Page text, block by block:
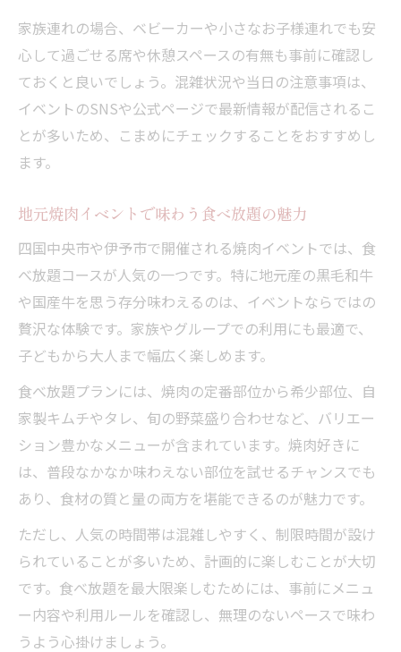
家族連れの場合、ベビーカーや小さなお子様連れでも安
心して過ごせる席や休憩スペースの有無も事前に確認し
ておくと良いでしょう。混雑状況や当日の注意事項は、
イベントのSNSや公式ページで最新情報が配信されるこ
とが多いため、こまめにチェックすることをおすすめし
ます。
地元焼肉イベントで味わう食べ放題の魅力
四国中央市や伊予市で開催される焼肉イベントでは、食
べ放題コースが人気の一つです。特に地元産の黒毛和牛
や国産牛を思う存分味わえるのは、イベントならではの
贅沢な体験です。家族やグループでの利用にも最適で、
子どもから大人まで幅広く楽しめます。
食べ放題プランには、焼肉の定番部位から希少部位、自
家製キムチやタレ、旬の野菜盛り合わせなど、バリエー
ション豊かなメニューが含まれています。焼肉好きに
は、普段なかなか味わえない部位を試せるチャンスでも
あり、食材の質と量の両方を堪能できるのが魅力です。
ただし、人気の時間帯は混雑しやすく、制限時間が設け
られていることが多いため、計画的に楽しむことが大切
です。食べ放題を最大限楽しむためには、事前にメニュ
ー内容や利用ルールを確認し、無理のないペースで味わ
うよう心掛けましょう。